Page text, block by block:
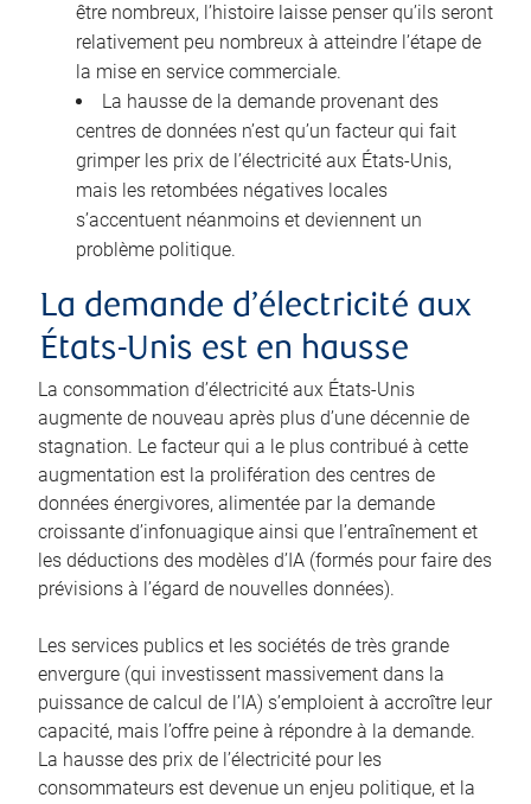
être nombreux, l’histoire laisse penser qu’ils seront
relativement peu nombreux à atteindre l’étape de
la mise en service commerciale.
La hausse de la demande provenant des
centres de données n’est qu’un facteur qui fait
grimper les prix de l’électricité aux États-Unis,
mais les retombées négatives locales
s’accentuent néanmoins et deviennent un
problème politique.
La demande d’électricité aux
États-Unis est en hausse
La consommation d’électricité aux États-Unis
augmente de nouveau après plus d’une décennie de
stagnation. Le facteur qui a le plus contribué à cette
augmentation est la prolifération des centres de
données énergivores, alimentée par la demande
croissante d’infonuagique ainsi que l’entraînement et
les déductions des modèles d’IA (formés pour faire des
prévisions à l’égard de nouvelles données).
Les services publics et les sociétés de très grande
envergure (qui investissent massivement dans la
puissance de calcul de l’IA) s’emploient à accroître leur
capacité, mais l’offre peine à répondre à la demande.
La hausse des prix de l’électricité pour les
consommateurs est devenue un enjeu politique, et la